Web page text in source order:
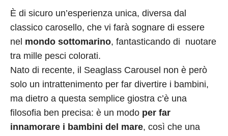
È di sicuro un’esperienza unica, diversa dal
classico carosello, che vi farà sognare di essere
nel mondo sottomarino, fantasticando di nuotare
tra mille pesci colorati.
Nato di recente, il Seaglass Carousel non è però
solo un intrattenimento per far divertire i bambini,
ma dietro a questa semplice giostra c’è una
filosofia ben precisa: è un modo per far
innamorare i bambini del mare, così che una